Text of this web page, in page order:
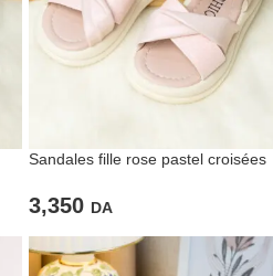
Sandales fille rose pastel croisées
3,350 DA